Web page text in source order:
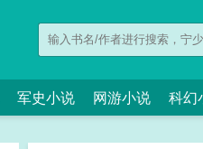
军史小说 网游小说 科幻